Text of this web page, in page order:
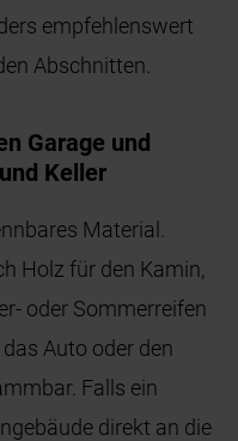
empfehlenswert
Abschnitten.
Garage und
Keller
Material.
Holz für den Kamin,
oder Sommerreifen
Auto oder den
Falls ein
direkt an die